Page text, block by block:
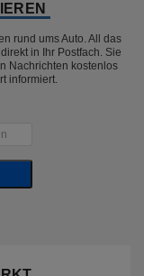
rund ums Auto. All das
in Ihr Postfach. Sie
Nachrichten kostenlos
informiert.